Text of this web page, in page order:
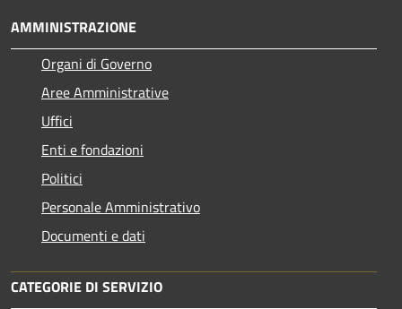
AMMINISTRAZIONE
Organi di Governo
Aree Amministrative
Uffici
Enti e fondazioni
Politici
Personale Amministrativo
Documenti e dati
CATEGORIE DI SERVIZIO